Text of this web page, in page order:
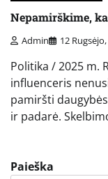
Nepamirškime,
Admin 12
Politika / 2025 m.
influenceris
pamiršti
ir padarė.
Paieška